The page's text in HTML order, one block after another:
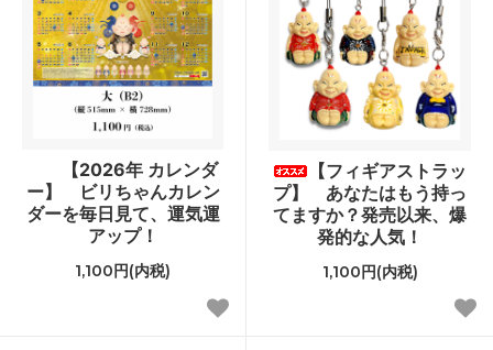
【2026年 カレンダ
ー】 ビリちゃんカレン
ダーを毎日見て、運気運
アップ！
1,100円(内税)
【フィギアストラッ
プ】 あなたはもう持っ
てますか？発売以来、爆
発的な人気！
1,100円(内税)